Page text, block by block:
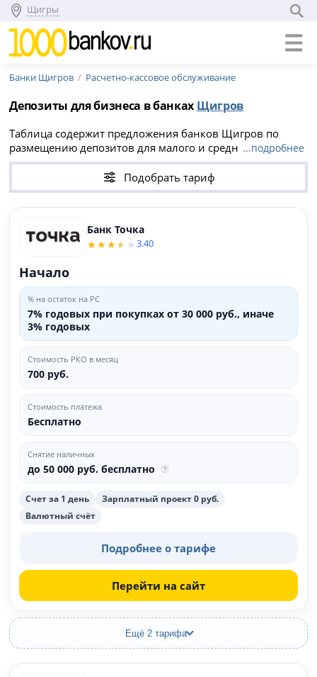
Щигры
Банки Щигров Расчетно-кассовое обслуживание
Депозиты для бизнеса в банках Щигров
Таблица содержит предложения банков Щигров по
размещению депозитов для малого и среднего бизнеса.
Доход начисляется на остаток по расчетному счету
юридического лица. Вне зависимости от наличия или
отсутствия у вас расчетного счета, вы можете сравнить
банковские тарифы для города Щигры и найти
расчетно-кассовое обслуживание с выгодными
условиями и наибольшим депозитным процентом на
остаток.
...подробнее
Подобрать тариф
Банк Точка
3.40
Начало
% на остаток на РС
7% годовых при покупках от 30 000 руб., иначе
3% годовых
Стоимость РКО в месяц
700 руб.
Стоимость платежа
Бесплатно
Снятие наличных
до 50 000 руб. бесплатно
Счет за 1 день
Зарплатный проект 0 руб.
Валютный счёт
Подробнее о тарифе
Перейти на сайт
Ещё 2 тарифа